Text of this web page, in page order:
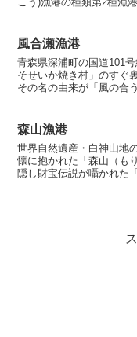
風合瀬漁港
青森県深浦町の国道101
そせいか焼き村」のすぐ
その名の由来が「風の合
森山漁港
世界自然遺産・白神山地
懐に抱かれた「森山（も
隠し財宝伝説が囁かれた